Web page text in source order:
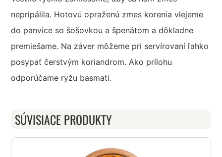
nepripálila. Hotovú opraženú zmes korenia vlejeme
do panvice so šošovkou a špenátom a dôkladne
premiešame. Na záver môžeme pri servírovaní ľahko
posypať čerstvým koriandrom. Ako prílohu
odporúčame ryžu basmati.
SÚVISIACE PRODUKTY